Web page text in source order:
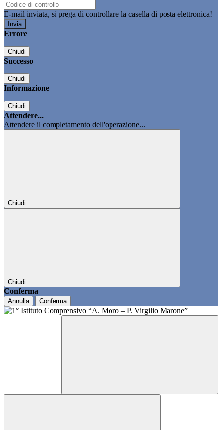
E-mail inviata, si prega di controllare la casella di posta elettronica!
Errore
Chiudi
Successo
Chiudi
Informazione
Chiudi
Attendere...
Attendere il completamento dell'operazione...
Chiudi
Chiudi
Conferma
Annulla Conferma